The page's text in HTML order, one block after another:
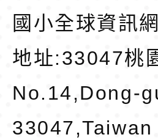
國小全球資訊網
地址:33047桃
No.14,Dong-
33047,Taiwan